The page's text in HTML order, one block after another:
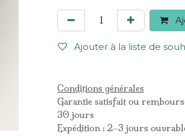
Ajouter à la liste de
Conditions générales
Garantie satisfait ou
30 jours
Expédition : 2-3 jours